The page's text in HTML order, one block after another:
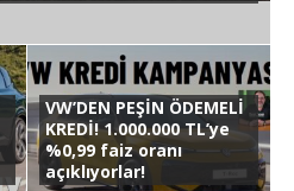
VW’DEN PEŞİN ÖDEMELİ
KREDİ! 1.000.000 TL’ye
%0,99 faiz oranı
açıklıyorlar!